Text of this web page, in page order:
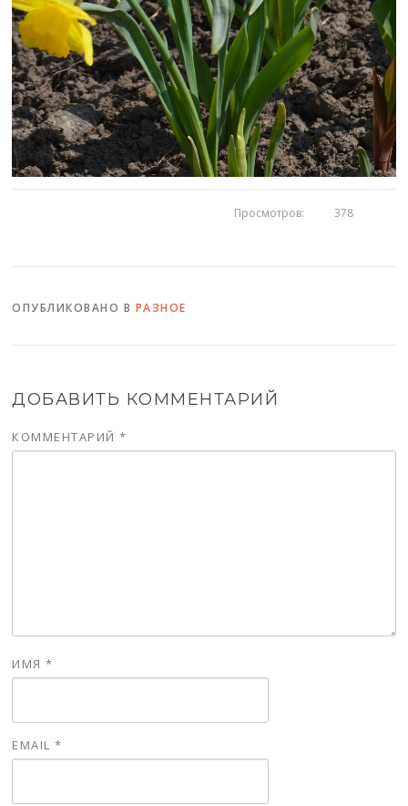
Просмотров: 378
ОПУБЛИКОВАНО В РАЗНОЕ
ДОБАВИТЬ КОММЕНТАРИЙ
КОММЕНТАРИЙ*
ИМЯ*
EMAIL*